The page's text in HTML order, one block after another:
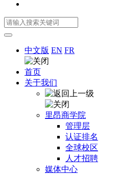
中文版 EN FR
首页
关于我们
里昂商学院
管理层
认证排名
全球校区
人才招聘
媒体中心